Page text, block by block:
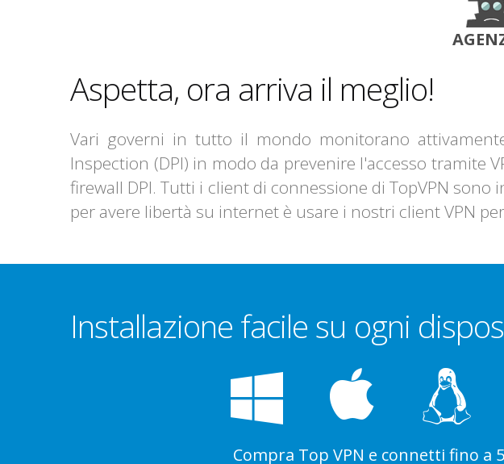
Aspetta, ora arriva il meglio!
Vari governi in tutto il mondo monitorano
Inspection (DPI) in modo da prevenire l'accesso tramite
firewall DPI. Tutti i client di connessione di TopVPN
per avere libertà su internet è usare i nostri client VPN
Installazione facile su ogni
Compra Top VPN e connetti fino